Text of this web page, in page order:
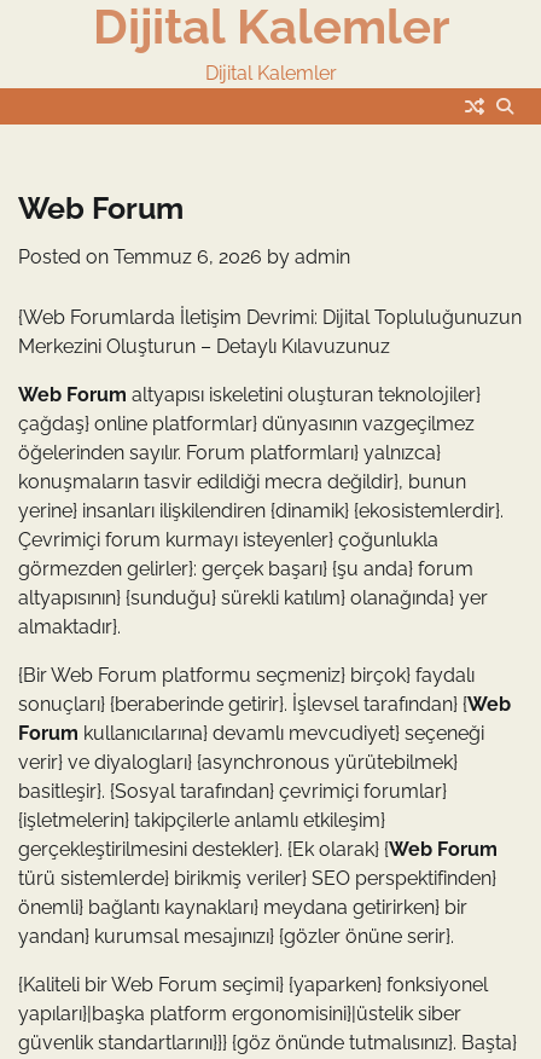
Dijital Kalemler
Dijital Kalemler
Web Forum
Posted on Temmuz 6, 2026 by admin
{Web Forumlarda İletişim Devrimi: Dijital Topluluğunuzun
Merkezini Oluşturun – Detaylı Kılavuzunuz
Web Forum altyapısı iskeletini oluşturan teknolojiler}
çağdaş} online platformlar} dünyasının vazgeçilmez
öğelerinden sayılır. Forum platformları} yalnızca}
konuşmaların tasvir edildiği mecra değildir}, bunun
yerine} insanları ilişkilendiren {dinamik} {ekosistemlerdir}.
Çevrimiçi forum kurmayı isteyenler} çoğunlukla
görmezden gelirler}: gerçek başarı} {şu anda} forum
altyapısının} {sunduğu} sürekli katılım} olanağında} yer
almaktadır}.
{Bir Web Forum platformu seçmeniz} birçok} faydalı
sonuçları} {beraberinde getirir}. İşlevsel tarafından} {Web
Forum kullanıcılarına} devamlı mevcudiyet} seçeneği
verir} ve diyalogları} {asynchronous yürütebilmek}
basitleşir}. {Sosyal tarafından} çevrimiçi forumlar}
{işletmelerin} takipçilerle anlamlı etkileşim}
gerçekleştirilmesini destekler}. {Ek olarak} {Web Forum
türü sistemlerde} birikmiş veriler} SEO perspektifinden}
önemli} bağlantı kaynakları} meydana getirirken} bir
yandan} kurumsal mesajınızı} {gözler önüne serir}.
{Kaliteli bir Web Forum seçimi} {yaparken} fonksiyonel
yapıları}|başka platform ergonomisini}|üstelik siber
güvenlik standartlarını}}} {göz önünde tutmalısınız}. Başta}